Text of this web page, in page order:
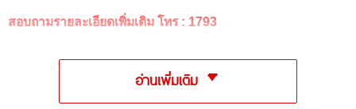
สอบถามรายละเอียดเพิ่มเติม โทร : 1793
อ่านเพิ่มเติม